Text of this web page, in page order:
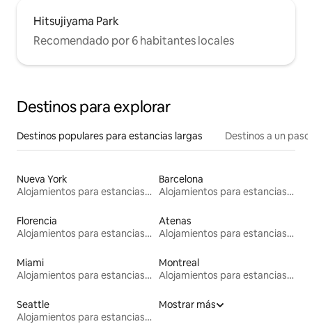
Hitsujiyama Park
Recomendado por 6 habitantes locales
Destinos para explorar
Destinos populares para estancias largas Destinos a un
Nueva York
Alojamientos para estancias largas
Barcelona
Alojamientos para estancias largas
Florencia
Alojamientos para estancias largas
Atenas
Alojamientos para estancias largas
Miami
Alojamientos para estancias largas
Montreal
Alojamientos para estancias largas
Seattle
Alojamientos para estancias largas
Mostrar más